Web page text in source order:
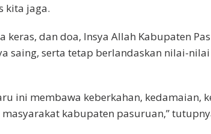
kita jaga.
keras, dan doa, Insya Allah Kabupaten
saing, serta tetap berlandaskan nilai-
ini membawa keberkahan, kedamaian,
kabupaten pasuruan,”